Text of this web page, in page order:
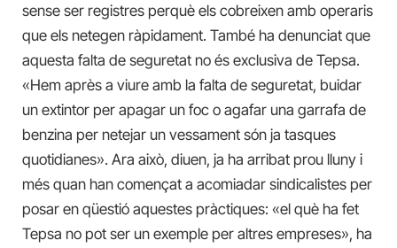
sense ser registres perquè els cobreixen amb operaris
que els netegen ràpidament. També ha denunciat que
aquesta falta de seguretat no és exclusiva de Tepsa.
«Hem après a viure amb la falta de seguretat, buidar
un extintor per apagar un foc o agafar una garrafa de
benzina per netejar un vessament són ja tasques
quotidianes». Ara això, diuen, ja ha arribat prou lluny i
més quan han començat a acomiadar sindicalistes per
posar en qüestió aquestes pràctiques: «el què ha fet
Tepsa no pot ser un exemple per altres empreses», ha